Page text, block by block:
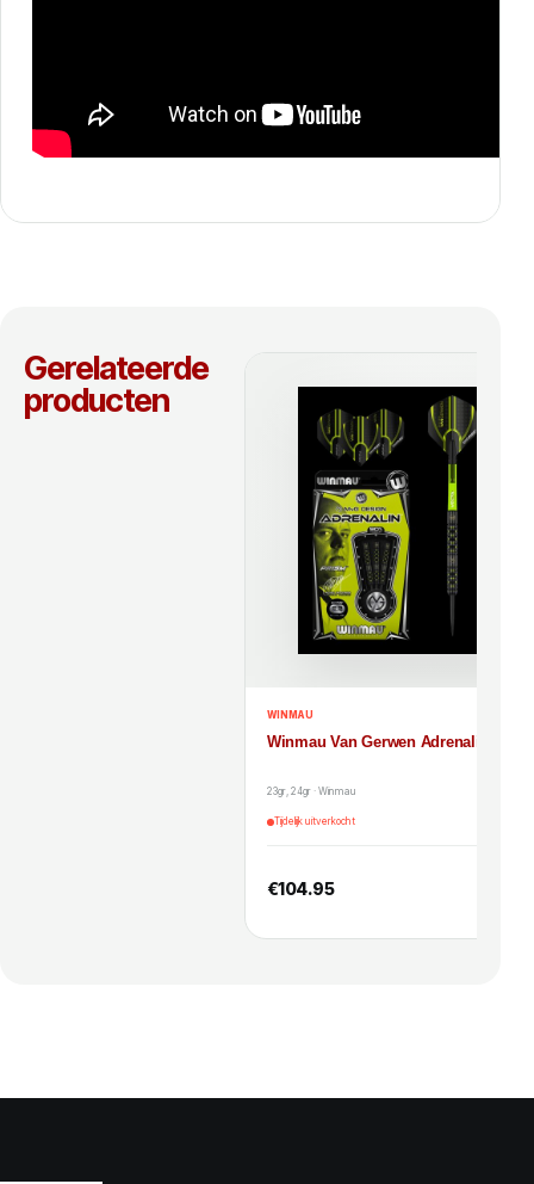
Gerelateerde
producten
WINMAU
Winmau Van Gerwen Adrenalin 90%
23gr, 24gr · Winmau
Tijdelijk uitverkocht
€104.95